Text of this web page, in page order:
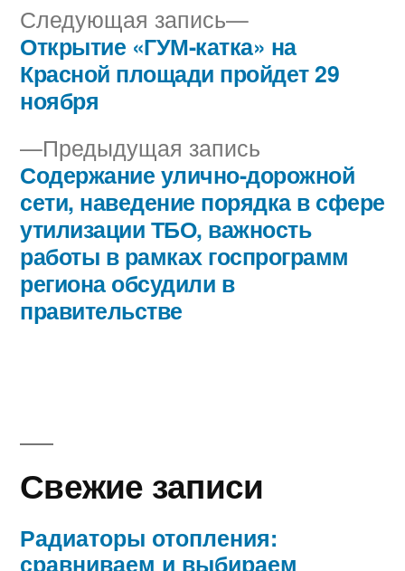
Навигация
по
записям
Предыдущая запись
запись:
Содержание улично-дорожной
сети, наведение порядка в сфере
утилизации ТБО, важность
работы в рамках госпрограмм
региона обсудили в
правительстве
Следующая запись
Следующая
запись:
Открытие «ГУМ-катка» на
Красной площади пройдет 29
ноября
Свежие записи
Радиаторы отопления:
сравниваем и выбираем